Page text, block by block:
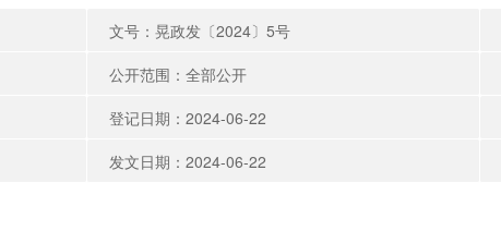
文号：晃政发〔2024〕5号
公开范围：全部公开
登记日期：2024-06-22
发文日期：2024-06-22